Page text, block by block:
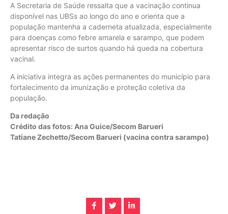
A Secretaria de Saúde ressalta que a vacinação continua
disponível nas UBSs ao longo do ano e orienta que a
população mantenha a caderneta atualizada, especialmente
para doenças como febre amarela e sarampo, que podem
apresentar risco de surtos quando há queda na cobertura
vacinal.
A iniciativa integra as ações permanentes do município para
fortalecimento da imunização e proteção coletiva da
população.
Da redação
Crédito das fotos: Ana Guice/Secom Barueri
Tatiane Zechetto/Secom Barueri (vacina contra sarampo)